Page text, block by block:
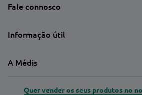
Fale connosco
Informação útil
A Médis
Quer vender os seus produtos no